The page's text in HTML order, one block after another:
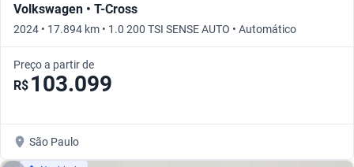
Volkswagen • T-Cross
2024 • 17.894 km • 1.0 200 TSI SENSE AUTO • Automático
Preço a partir de
R$ 103.099
São Paulo